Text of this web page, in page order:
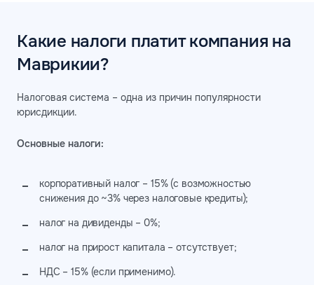
Какие налоги платит компания на
Маврикии?
Налоговая система – одна из причин популярности
юрисдикции.
Основные налоги:
корпоративный налог – 15% (с возможностью
снижения до ~3% через налоговые кредиты);
налог на дивиденды – 0%;
налог на прирост капитала – отсутствует;
НДС – 15% (если применимо).